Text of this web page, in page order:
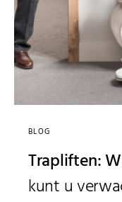
BLOG
Trapliften:
kunt u